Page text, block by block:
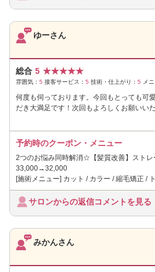
ゆーさん
総合 5 ★★★★★
雰囲気： 5 接客サービス： 5 技術・仕上がり： 5 メ
何度も伺っております。今回もとっても可
だき大満足です！次回もよろしくお願いいた
予約時のクーポン・メニュー
2つのお悩み同時解消☆【髪質改善】ストレ
33,000→32,000
[施術メニュー] カット / カラー / 縮毛矯正 /
サロンからの返信コメントを見る
みかんさん